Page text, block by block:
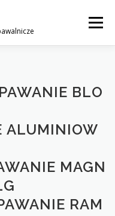
Menu
BLO
ALUMINIOW
MAGN
RAM